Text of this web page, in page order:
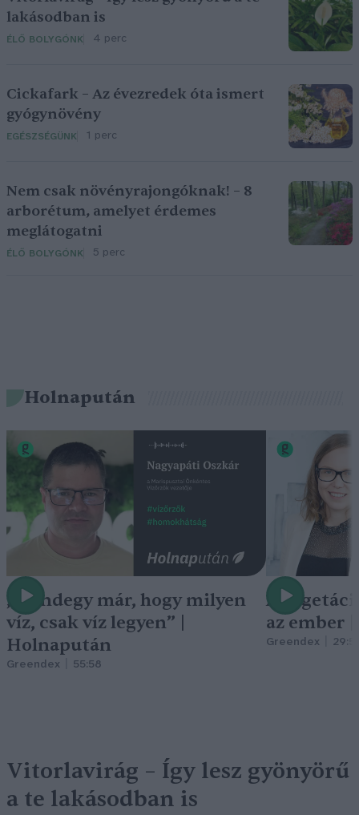
lakásodban is
ÉLŐ BOLYGÓNK 4 perc
Cickafark – Az évezredek óta ismert
gyógynövény
EGÉSZSÉGÜNK 1 perc
Nem csak növényrajongóknak! – 8
arborétum, amelyet érdemes
meglátogatni
ÉLŐ BOLYGÓNK 5 perc
Holnapután
„Mindegy már, hogy milyen
víz, csak víz legyen” |
Holnapután
Greendex 55:58
A
az ember
Greendex
Vitorlavirág – Így lesz gyönyörű
a te lakásodban is